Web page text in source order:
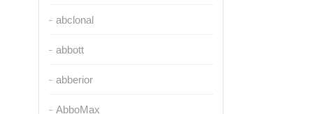
abclonal
abbott
abberior
AbboMax